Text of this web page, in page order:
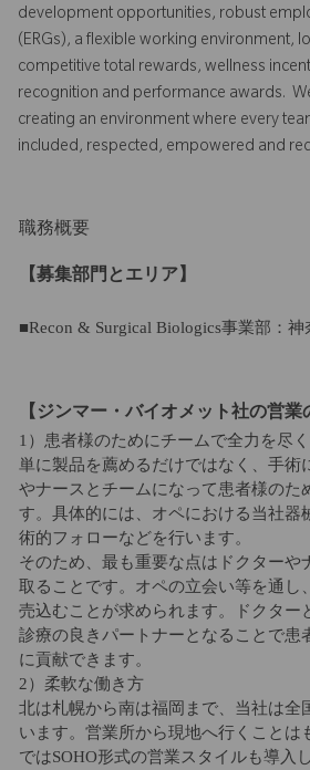
development opportunities, robust
(ERGs), a flexible working environment,
competitive total rewards, wellness
recognition and performance awards.
creating an environment where every
included, respected, empowered and
職務概要
【募集部門とエリア】
■Recon & Surgical Biologics事業部：神
【ジンマー・バイオメット社の営業
1）患者様のためにチームで全力を尽
単に製品を薦めるだけではなく、手術
やナースとチームになって患者様のた
す。具体的には、オペにおける当社器
術的フォローなどを行います。
そのため、最も重要な点はドクターや
取ることです。オペの立会い等を通し
売込むことが求められます。ドクター
診療の良きパートナーとなることで患
に貢献できます。
2）柔軟な働き方
北は札幌から南は福岡まで、当社は全
います。営業所から現地へ行くことは
ではSOHO形式の営業スタイルも導入